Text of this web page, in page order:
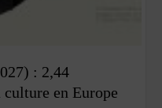
: 2,44
en Europe